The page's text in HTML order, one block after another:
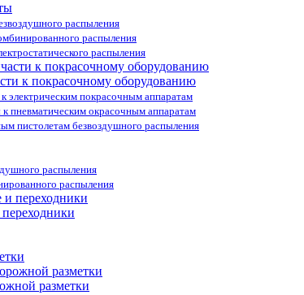
распыления
распыления
распыления
к покрасочному оборудованию
электрическим покрасочным аппаратам
пневматическим окрасочным аппаратам
пистолетам безвоздушного распыления
распыления
распыления
разметки